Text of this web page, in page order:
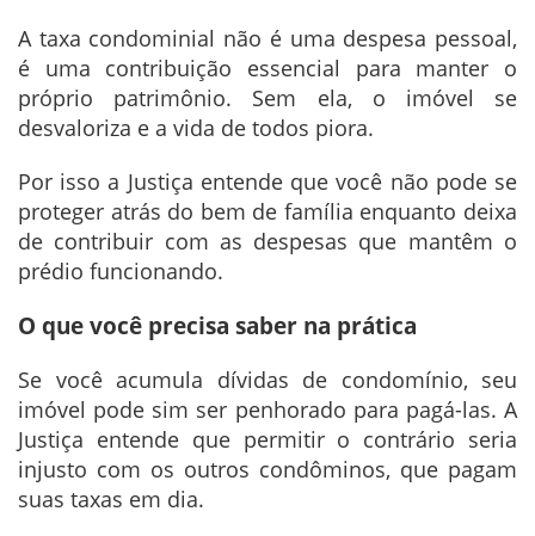
A taxa condominial não é uma despesa pessoal,
é uma contribuição essencial para manter o
próprio patrimônio. Sem ela, o imóvel se
desvaloriza e a vida de todos piora.
Por isso a Justiça entende que você não pode se
proteger atrás do bem de família enquanto deixa
de contribuir com as despesas que mantêm o
prédio funcionando.
O que você precisa saber na prática
Se você acumula dívidas de condomínio, seu
imóvel pode sim ser penhorado para pagá-las. A
Justiça entende que permitir o contrário seria
injusto com os outros condôminos, que pagam
suas taxas em dia.